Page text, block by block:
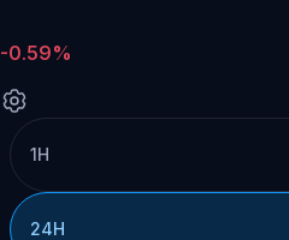
-0.59%
1H
24H